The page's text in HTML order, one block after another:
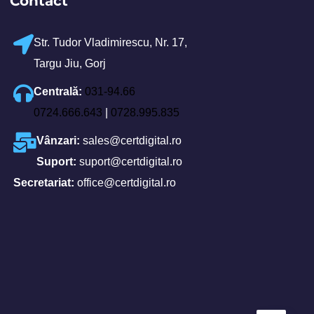
Str. Tudor Vladimirescu, Nr. 17,
Targu Jiu, Gorj
Centrală: 031-94.66
0724.666.643
0728.995.835
Vânzari: sales@certdigital.ro
Suport: suport@certdigital.ro
Secretariat: office@certdigital.ro